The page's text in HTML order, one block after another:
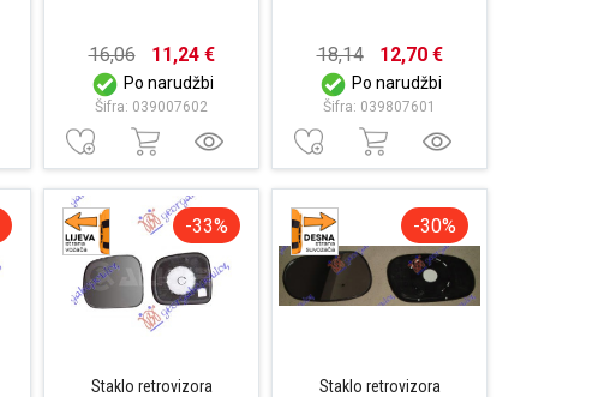
16,06 11,24 €
Po narudžbi
Šifra: 039007602
18,14 12,70 €
Po narudžbi
Šifra: 039807601
-33%
Staklo retrovizora
-30%
Staklo retrovizora